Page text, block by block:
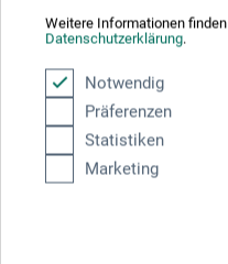
Weitere Informationen
Datenschutzerklärung.
Notwendig
Präferenzen
Statistiken
Marketing
Dienstag-Mittwoch, 09:00-
Katja van Strijk| Künstlerin
Tätigkeit als Art
und Koordinatorin für Art
Kaufmännisches Diplom,
Content Marketing